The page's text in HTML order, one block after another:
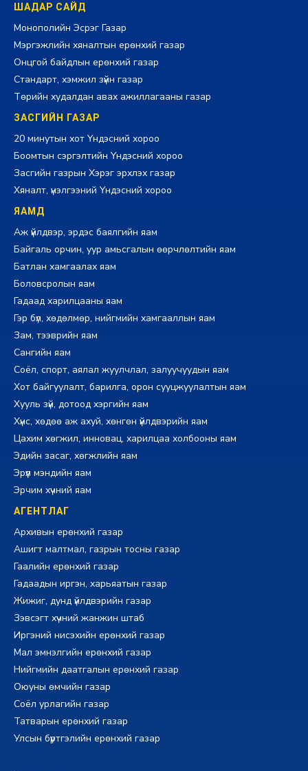
ШАДАР САЙД
Монополийн Эсрэг Газар
Мэргэжлийн хяналтын ерөнхий газар
Онцгой байдлын ерөнхий газар
Стандарт, хэмжил зүйн газар
Төрийн худалдан авах ажиллагааны газар
ЗАСГИЙН ГАЗАР
20 минутын хот Үндэсний хороо
Боомтын сэргэлтийн Үндэсний хороо
Засгийн газрын Хэрэг эрхлэх газар
Хяналт, үнэлгээний Үндэсний хороо
ЯАМД
Аж үйлдвэр, эрдэс баялгийн яам
Байгаль орчин, уур амьсгалын өөрчлөлтийн яам
Батлан хамгаалах яам
Боловсролын яам
Гадаад харилцааны яам
Гэр бүл, хөдөлмөр, нийгмийн хамгааллын яам
Зам, тээврийн яам
Сангийн яам
Соёл, спорт, аялал жуулчлал, залуучуудын яам
Хот байгуулалт, барилга, орон сууцжуулалтын яам
Хууль зүй, дотоод хэргийн яам
Хүнс, хөдөө аж ахуй, хөнгөн үйлдвэрийн яам
Цахим хөгжил, инновац, харилцаа холбооны яам
Эдийн засаг, хөгжлийн яам
Эрүүл мэндийн яам
Эрчим хүчний яам
АГЕНТЛАГ
Архивын ерөнхий газар
Ашигт малтмал, газрын тосны газар
Гаалийн ерөнхий газар
Гадаадын иргэн, харьяатын газар
Жижиг, дунд үйлдвэрийн газар
Зэвсэгт хүчний жанжин штаб
Иргэний нисэхийн ерөнхий газар
Мал эмнэлгийн ерөнхий газар
Нийгмийн даатгалын ерөнхий газар
Оюуны өмчийн газар
Соёл урлагийн газар
Татварын ерөнхий газар
Улсын бүртгэлийн ерөнхий газар